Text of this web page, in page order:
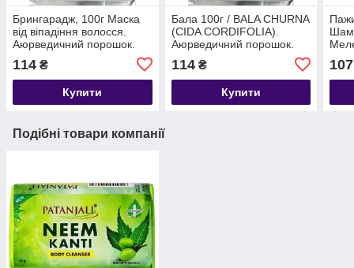
Брингарадж, 100г Маска
від віпадіння волосся.
Аюрведичний порошок.
114 ₴
Купити
Бала 100г / BALA CHURNA
(CIDA CORDIFOLIA).
Аюрведичний порошок.
Індія. Термін до 01/2027
114₴
Купити
107
Подібні товари компанії